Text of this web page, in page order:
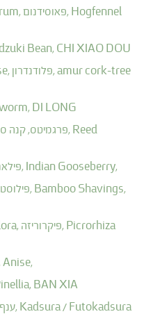
פאוסידנום, Hogfennel
Bean, CHI XIAO DOU
פלודנדרון, amur cork-tree
DI LONG
פרגמיטס, קנה סוף, Reed
פילאנטוס, Indian Gooseberry,
פילוסטכיס, Bamboo Shavings,
פיקרוריזה, Picrorhiza
Anise,
BAN XIA
ענף פיפר, Kadsura / Futokadsura